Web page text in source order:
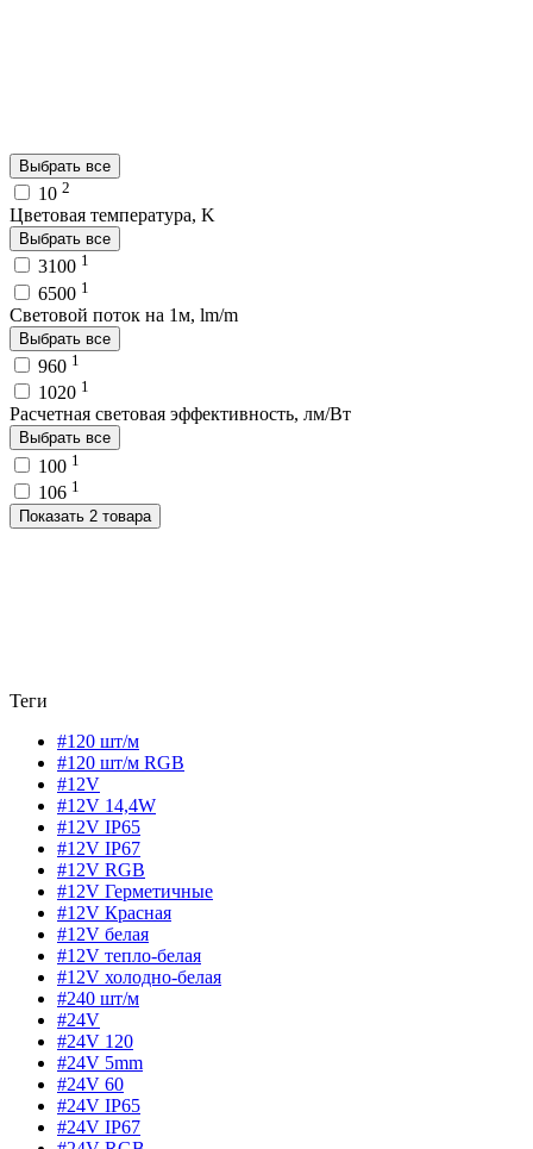
Выбрать все
10 2
Цветовая температура, K
Выбрать все
3100 1
6500 1
Световой поток на 1м, lm/m
Выбрать все
960 1
1020 1
Расчетная световая эффективность, лм/Вт
Выбрать все
100 1
106 1
Показать 2 товара
Теги
#120 шт/м
#120 шт/м RGB
#12V
#12V 14,4W
#12V IP65
#12V IP67
#12V RGB
#12V Герметичные
#12V Красная
#12V белая
#12V тепло-белая
#12V холодно-белая
#240 шт/м
#24V
#24V 120
#24V 5mm
#24V 60
#24V IP65
#24V IP67